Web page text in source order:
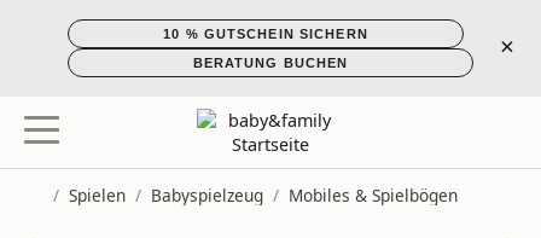
10 % GUTSCHEIN SICHERN
BERATUNG BUCHEN
×
/ Spielen / Babyspielzeug / Mobiles & Spielbögen